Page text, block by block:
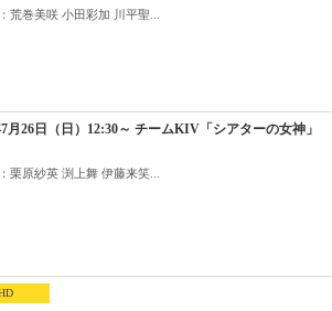
荒巻美咲 小田彩加 川平聖...
月26日（日）12:30～ チームKIV「シアターの女神」
栗原紗英 渕上舞 伊藤来笑...